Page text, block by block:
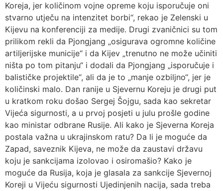
Koreja, jer količinom vojne opreme koju isporučuje oni
stvarno utječu na intenzitet borbi“, rekao je Zelenski u
Kijevu na konferenciji za medije. Drugi zvaničnici su tom
prilikom rekli da Pjongjang „osigurava ogromne količine
artiljerijske municije“ i da Kijev „trenutno ne može učiniti
ništa po tom pitanju“ i dodali da Pjongjang „isporučuje i
balističke projektile“, ali da je to „manje ozbiljno“, jer je
količinski malo. Dan ranije u Sjevernu Koreju je drugi put
u kratkom roku došao Sergej Šojgu, sada kao sekretar
Vijeća sigurnosti, a u prvoj posjeti u julu prošle godine
kao ministar odbrane Rusije. Ali kako je Sjeverna Koreja
postala važna u ukrajinskom ratu? Da li je moguće da
Zapad, saveznik Kijeva, ne može da zaustavi državu
koju je sankcijama izolovao i osiromašio? Kako je
moguće da Rusija, koja je glasala za sankcije Sjevernoj
Koreji u Vijeću sigurnosti Ujedinjenih nacija, sada treba